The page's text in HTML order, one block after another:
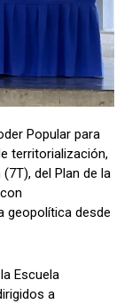
Popular para
territorialización,
del Plan de la
geopolítica desde
Escuela
a